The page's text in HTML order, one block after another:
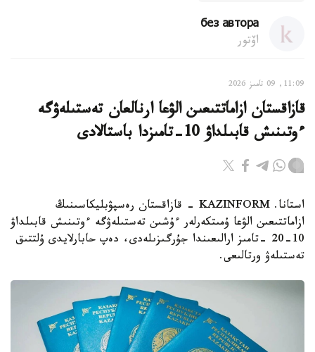
без автора
اۆتور
11:09, 09 تامىز 2026
قازاقستان ازاماتتىعىن الۋعا ارنالعان تەستىلەۋگە
ءوتىنىش قابىلداۋ 10-تامىزدا باستالادى
استانا. KAZINFORM - قازاقستان رەسپۋبليكاسىنىڭ
ازاماتتىعىن الۋعا ۇمىتكەرلەر ءۇشىن تەستىلەۋگە ءوتىنىش قابىلداۋ
10-20 -تامىز ارالىعىندا جۇرگىزىلەدى، دەپ حابارلايدى ۇلتتىق
تەستىلەۋ ورتالىعى.